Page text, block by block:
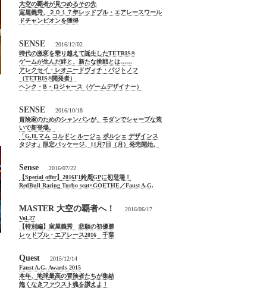
大空の覇者が見つめるその先
室屋義秀、２０１７年レッドブル・エアレースワール
ドチャンピオンを獲得
SENSE
2016/12/02
時代の激変を乗り越えて誕生したTETRIS®
ゲームが生んだ絆と、新たな挑戦とは……
アレクセイ・レオニードヴィチ・パジトノフ
（TETRIS®開発者）
ヘンク・B・ロジャース（ゲームデザイナー）
SENSE
2016/10/18
冒険家のためのシャンパンが、モダンでシャープな装
いで新登場。
「G.H.マム コルドン ルージュ ポルシェ デザインス
タジオ」限定パッケージ、11月7日（月）発売開始。
Sense
2016/07/22
【Special offer】2016F1鈴鹿GPに初登場！
RedBull Racing Turbo seat×GOETHE／Faust A.G.
MASTER 大空の覇者へ！
2016/06/17
Vol.27
【特別編】室屋義秀 悲願の初優勝
レッドブル・エアレース2016 千葉
Quest
2015/12/14
Faust A.G. Awards 2015
本年、地球最高の冒険者たちが集結
飽くなきファウスト魂を讃えよ！